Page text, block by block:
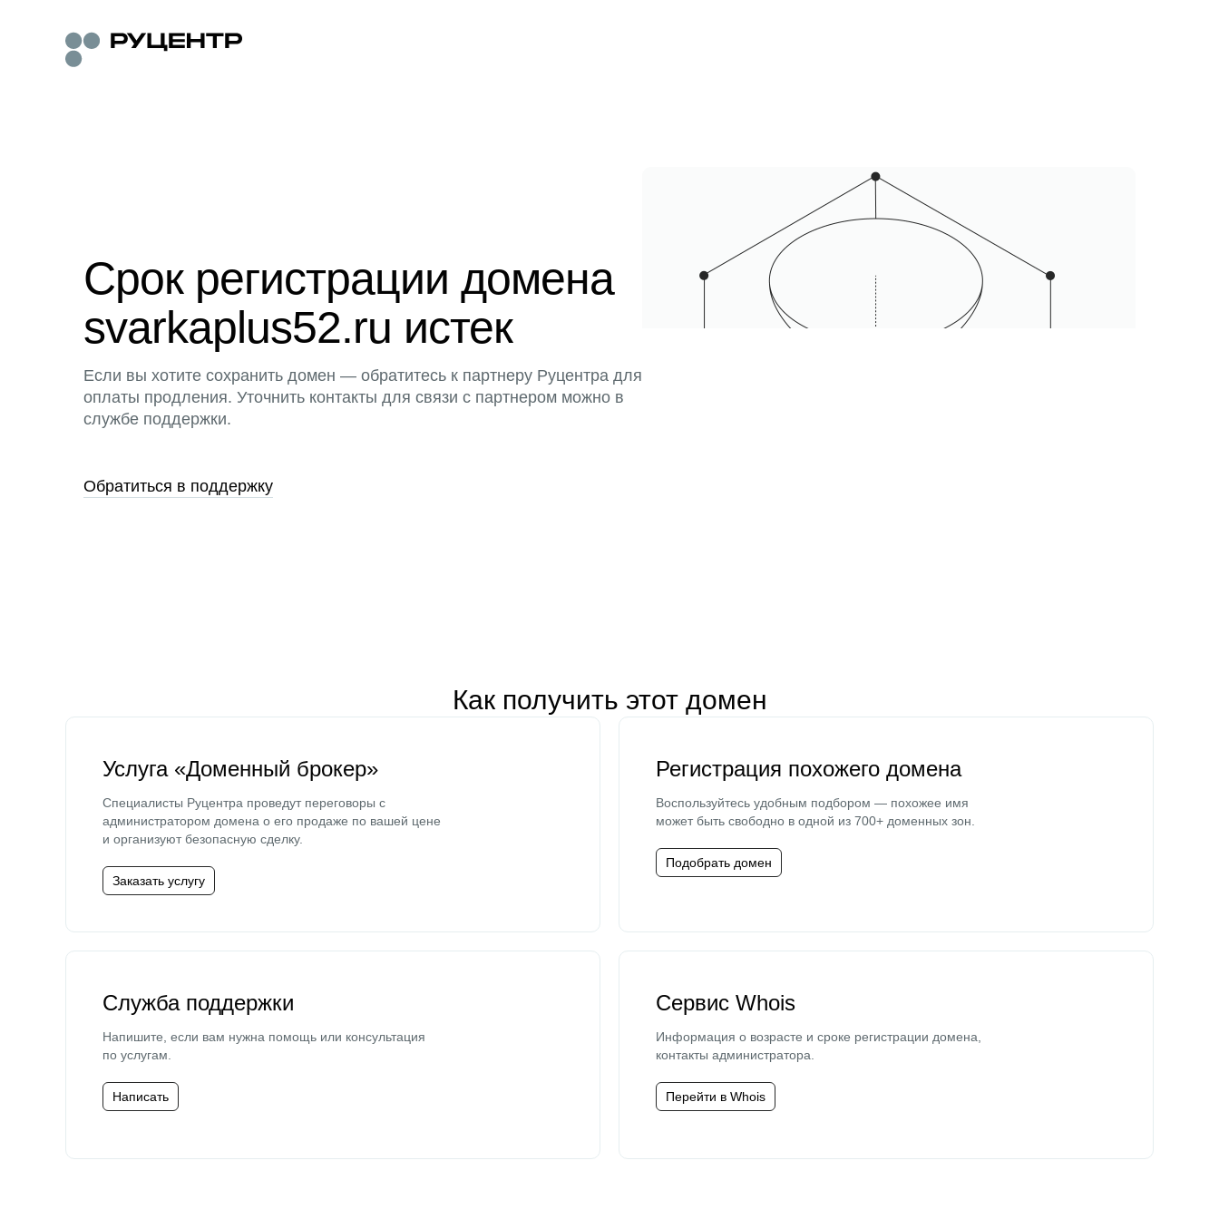
Срок регистрации домена
svarkaplus52.ru истек
Если вы хотите сохранить домен — обратитесь к партнеру Руцентра для
оплаты продления. Уточнить контакты для связи с партнером можно в
службе поддержки.
Обратиться в поддержку
Как получить этот домен
Услуга «Доменный брокер»
Специалисты Руцентра проведут переговоры с
администратором домена о его продаже по вашей цене
и организуют безопасную сделку.
Заказать услугу
Регистрация похожего домена
Воспользуйтесь удобным подбором — похожее имя
может быть свободно в одной из 700+ доменных зон.
Подобрать домен
Служба поддержки
Напишите, если вам нужна помощь или консультация
по услугам.
Написать
Сервис Whois
Информация о возрасте и сроке регистрации домена,
контакты администратора.
Перейти в Whois